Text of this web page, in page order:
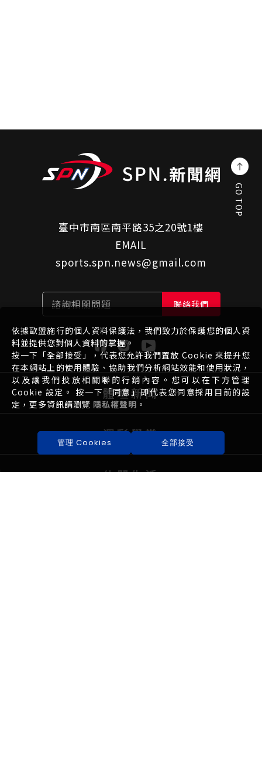
臺中市南區南平路35之20號1樓
EMAIL
sports.spn.news@gmail.com
諮詢相關問題 聯絡我們
體壇新聞
運彩學堂
休閒生活
GO TOP
依據歐盟施行的個人資料保護法，我們致力於保護您的個人資
料並提供您對個人資料的掌握。
按一下「全部接受」，代表您允許我們置放 Cookie 來提升您
在本網站上的使用體驗、協助我們分析網站效能和使用狀況，
以及讓我們投放相關聯的行銷內容。您可以在下方管理
Cookie 設定。 按一下「同意」即代表您同意採用目前的設
定，更多資訊請瀏覽 隱私權聲明 。
管理 Cookies 全部接受